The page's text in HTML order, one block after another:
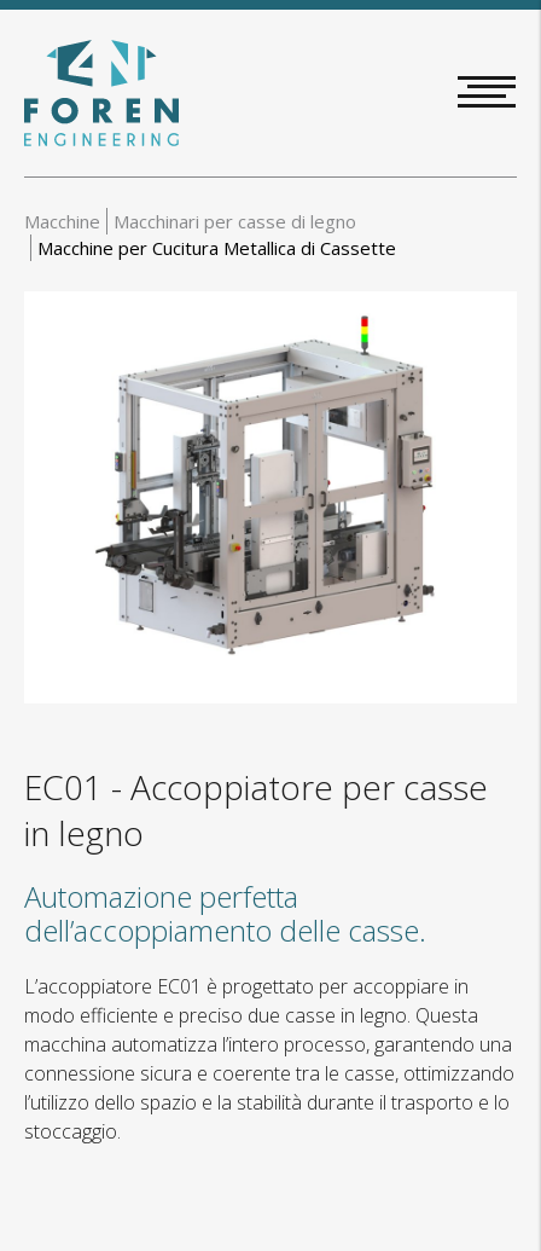
Salta
contenuto
principale
Macchine
Macchinari per casse di legno
Macchine per Cucitura Metallica di Cassette
EC01 - Accoppiatore per casse
in legno
Automazione perfetta
dell’accoppiamento delle casse.
L’accoppiatore EC01 è progettato per accoppiare in
modo efficiente e preciso due casse in legno. Questa
macchina automatizza l’intero processo, garantendo una
connessione sicura e coerente tra le casse, ottimizzando
l’utilizzo dello spazio e la stabilità durante il trasporto e lo
stoccaggio.